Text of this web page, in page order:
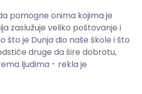
pomogne onima kojima je
zaslužuje veliko poštovanje i
što je Dunja dio naše škole i što
druge da šire dobrotu,
ljudima - rekla je